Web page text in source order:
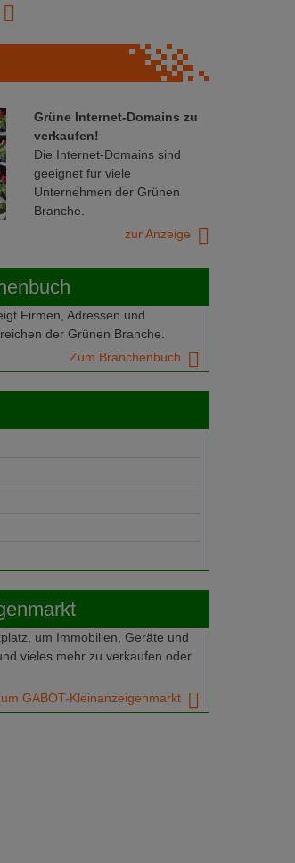
Grüne Internet-Domains zu
verkaufen!
Die Internet-Domains sind
geeignet für viele
Unternehmen der Grünen
Branche.
zur Anzeige
Firmen, Adressen und
der Grünen Branche.
Zum Branchenbuch
um Immobilien, Geräte und
vieles mehr zu verkaufen oder
GABOT-Kleinanzeigenmarkt